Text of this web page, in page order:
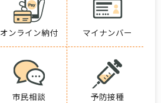
オンライン納付 マイナンバー
市民相談 予防接種